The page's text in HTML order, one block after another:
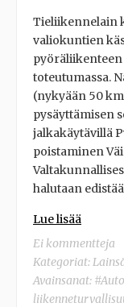
Tieliikennelain
valiokuntien
pyöräliikenteen
toteutumassa.
(nykyään 50
pysäyttämisen
jalkakäytävillä
poistaminen
halutaan
Lue lisää
Ei kommentteja
Kategoriat:
Avainsanat: